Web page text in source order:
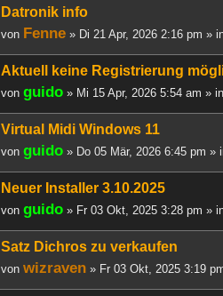
Datronik info
von Fenne » Di 21 Apr, 2026 2:16 pm »
Aktuell keine Registrierung
von guido » Mi 15 Apr, 2026 5:54 am » in
Virtual Midi Windows 11
von guido » Do 05 Mär, 2026 6:45 pm »
Neuer Installer 3.10.2025
von guido » Fr 03 Okt, 2025 3:28 pm »
Satz Dichros zu verkaufen
von wizraven » Fr 03 Okt, 2025 3:19